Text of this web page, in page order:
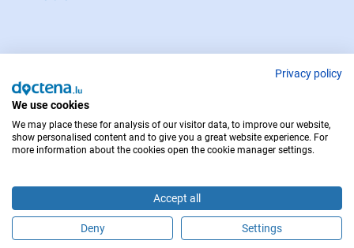
Maak online een afspraak
NEEM IN GEVAL VAN NOOD CONTACT OP MET : 112
Copyright © 2026 - DOCTENA S.A. 42, Rue de la Vallée, L-2661 Luxembourg
Privacy policy
We use cookies
We may place these for analysis of our visitor data, to improve our website,
show personalised content and to give you a great website experience. For
more information about the cookies open the cookie manager settings.
Accept all
Deny Settings